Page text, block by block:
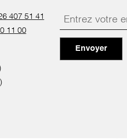
407 51 41
11 00
Envoyer